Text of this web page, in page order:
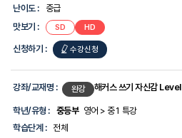
난이도 :
중급
맛보기 :
SD HD
신청하기 : 수강신청
강좌/교재명 : 완강 해커스 쓰기 자신감
학년/유형 : 중등부 영어 > 중1 특강
학습단계 :
전체